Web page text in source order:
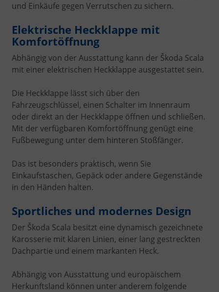
und Einkäufe gegen Verrutschen zu sichern.
Elektrische Heckklappe mit
Komfortöffnung
Abhängig von der Ausstattung kann der Škoda Scala
mit einer elektrischen Heckklappe ausgestattet sein.
Die Heckklappe lässt sich über den
Fahrzeugschlüssel, einen Schalter im Innenraum
oder direkt an der Heckklappe öffnen und schließen.
Mit der verfügbaren Komfortöffnung genügt eine
Fußbewegung unter dem hinteren Stoßfänger.
Das ist besonders praktisch, wenn Sie
Einkaufstaschen, Gepäck oder andere Gegenstände
in den Händen halten.
Sportliches und modernes Design
Der Škoda Scala besitzt eine dynamisch gezeichnete
Karosserie mit klaren Linien, einer lang gestreckten
Dachpartie und einem markanten Heck.
Abhängig von Ausstattung und europäischem
Herkunftsland können unter anderem folgende